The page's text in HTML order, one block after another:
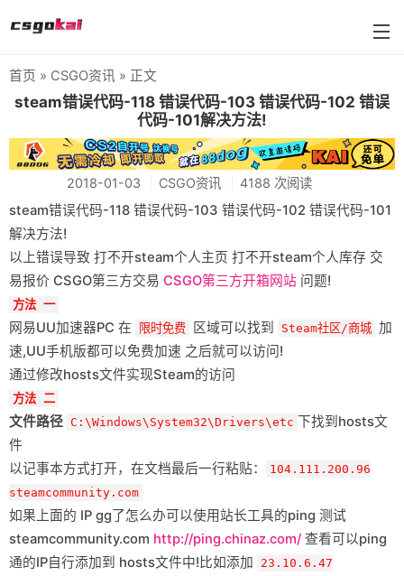
farmskins
88dog
flamecases
88hash-jp
首页 » CSGO资讯 » 正文
steam错误代码-118 错误代码-103 错误代码-102 错误
代码-101解决方法!
2018-01-03 CSGO资讯 4188 次阅读
steam错误代码-118 错误代码-103 错误代码-102 错误代码-101
解决方法!
以上错误导致 打不开steam个人主页 打不开steam个人库存 交
易报价 CSGO第三方交易 CSGO第三方开箱网站 问题!
方法 一
网易UU加速器PC 在 限时免费 区域可以找到 Steam社区/商城 加
速,UU手机版都可以免费加速 之后就可以访问!
通过修改hosts文件实现Steam的访问
方法 二
文件路径 C:\Windows\System32\Drivers\etc 下找到hosts文
件
以记事本方式打开，在文档最后一行粘贴：
104.111.200.96
steamcommunity.com
如果上面的 IP gg了怎么办可以使用站长工具的ping 测试
steamcommunity.com http://ping.chinaz.com/ 查看可以ping
通的IP自行添加到 hosts文件中!比如添加
23.10.6.47